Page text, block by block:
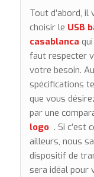
Tout d’abord,
choisir le USB
casablanca
faut respecter
votre besoin.
spécifications
que vous
par une
logo. Si c’est
ailleurs, nous
dispositif de
sera idéal pour